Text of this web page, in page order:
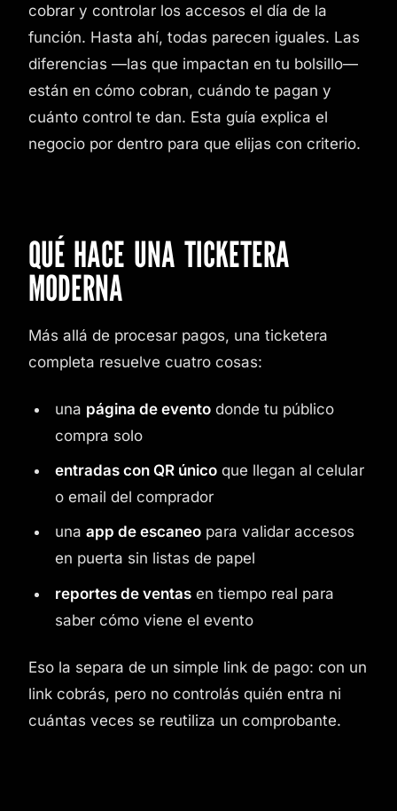
cobrar y controlar los accesos el día de la
función. Hasta ahí, todas parecen iguales. Las
diferencias —las que impactan en tu bolsillo—
están en cómo cobran, cuándo te pagan y
cuánto control te dan. Esta guía explica el
negocio por dentro para que elijas con criterio.
QUÉ HACE UNA TICKETERA
MODERNA
Más allá de procesar pagos, una ticketera
completa resuelve cuatro cosas:
una página de eventodonde tu público
compra solo
entradas con QR únicoque llegan al celular
o email del comprador
una app de escaneopara validar accesos
en puerta sin listas de papel
reportes de ventasen tiempo real para
saber cómo viene el evento
Eso la separa de un simple link de pago: con un
link cobrás, pero no controlás quién entra ni
cuántas veces se reutiliza un comprobante.